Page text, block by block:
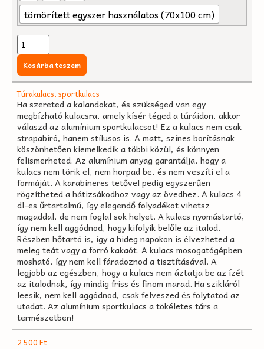
tömörített egyszer használatos (70x100 cm)
Kosárba teszem
Túrakulacs, sportkulacs
Ha szereted a kalandokat, és szükséged van egy
megbízható kulacsra, amely kísér téged a túráidon, akkor
válaszd az alumínium sportkulacsot! Ez a kulacs nem csak
strapabíró, hanem stílusos is. A matt, színes borításnak
köszönhetően kiemelkedik a többi közül, és könnyen
felismerheted. Az alumínium anyag garantálja, hogy a
kulacs nem törik el, nem horpad be, és nem veszíti el a
formáját. A karabineres tetővel pedig egyszerűen
rögzítheted a hátizsákodhoz vagy az övedhez. A kulacs 4
dl-es űrtartalmú, így elegendő folyadékot vihetsz
magaddal, de nem foglal sok helyet. A kulacs nyomástartó,
így nem kell aggódnod, hogy kifolyik belőle az italod.
Részben hőtartó is, így a hideg napokon is élvezheted a
meleg teát vagy a forró kakaót. A kulacs mosogatógépben
mosható, így nem kell fáradoznod a tisztításával. A
legjobb az egészben, hogy a kulacs nem áztatja be az ízét
az italodnak, így mindig friss és finom marad. Ha szikláról
leesik, nem kell aggódnod, csak felveszed és folytatod az
utadat. Az alumínium sportkulacs a tökéletes társ a
természetben!
2 500Ft